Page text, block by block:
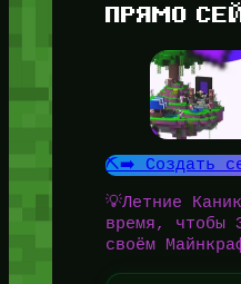
ПРЯМО
⛏️➡️ Создать
💡Летние
время, чтобы
своём